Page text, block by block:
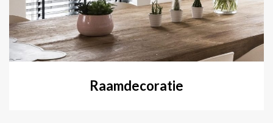
Raamdecoratie